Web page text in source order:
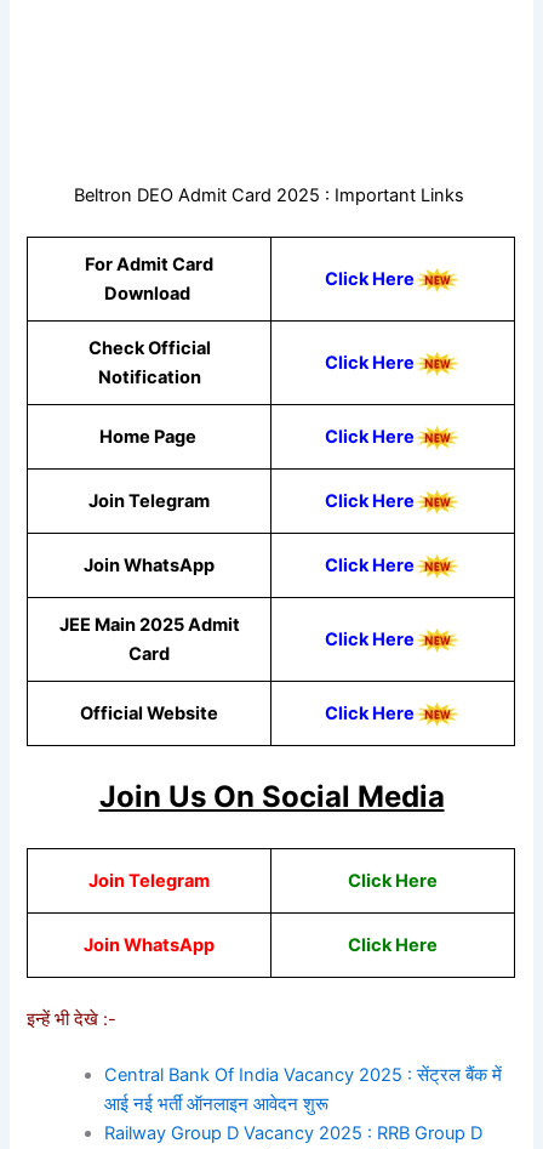
Beltron DEO Admit Card 2025 : Important Links
For Admit Card
Download
Click Here
Check Official
Notification
Click Here
Home Page Click Here
Join Telegram Click Here
Join WhatsApp ClickHere
JEE Main 2025 Admit
Card
Click Here
Official Website Click Here
Join Us On Social Media
Join Telegram Click Here
Join WhatsApp ClickHere
इन्हें भी देखे :-
Central Bank Of India Vacancy 2025 : सेंट्रल बैंक में
आई नई भर्ती ऑनलाइन आवेदन शुरू
Railway Group D Vacancy 2025 : RRB Group D